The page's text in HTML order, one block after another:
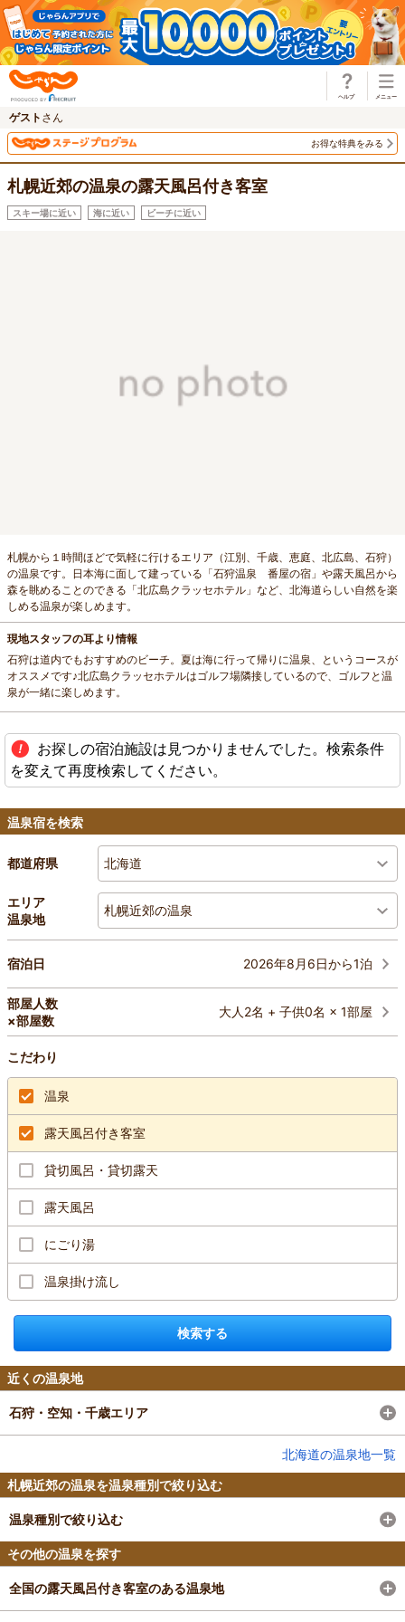
ゲスト さん
お得な特典をみる
札幌近郊の温泉の露天風呂付き客室
スキー場に近い 海に近い ビーチに近い
札幌から１時間ほどで気軽に行けるエリア（江別、千歳、恵庭、北広島、石狩）
の温泉です。日本海に面して建っている「石狩温泉 番屋の宿」や露天風呂から
森を眺めることのできる「北広島クラッセホテル」など、北海道らしい自然を楽
しめる温泉が楽しめます。
現地スタッフの耳より情報
石狩は道内でもおすすめのビーチ。夏は海に行って帰りに温泉、というコースが
オススメです♪北広島クラッセホテルはゴルフ場隣接しているので、ゴルフと温
泉が一緒に楽しめます。
お探しの宿泊施設は見つかりませんでした。検索条件
を変えて再度検索してください。
温泉宿を検索
都道府県 北海道
エリア
温泉地
札幌近郊の温泉
宿泊日 2026年8月6日から1泊
部屋人数
×部屋数
大人2名 + 子供0名 × 1部屋
こだわり
温泉
露天風呂付き客室
貸切風呂・貸切露天
露天風呂
にごり湯
温泉掛け流し
検索する
近くの温泉地
石狩・空知・千歳エリア
北海道の温泉地一覧
札幌近郊の温泉を温泉種別で絞り込む
温泉種別で絞り込む
その他の温泉を探す
全国の露天風呂付き客室のある温泉地